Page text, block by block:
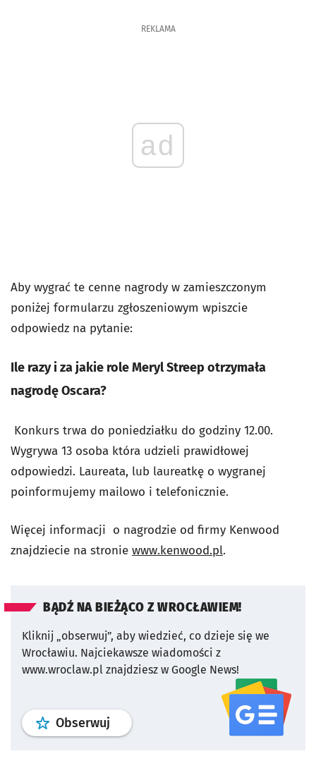
REKLAMA
ad
Aby wygrać te cenne nagrody w zamieszczonym
poniżej formularzu zgłoszeniowym wpiszcie
odpowiedz na pytanie:
Ile razy i za jakie role Meryl Streep otrzymała
nagrodę Oscara?
Konkurs trwa do poniedziałku do godziny 12.00.
Wygrywa 13 osoba która udzieli prawidłowej
odpowiedzi. Laureata, lub laureatkę o wygranej
poinformujemy mailowo i telefonicznie.
Więcej informacji o nagrodzie od firmy Kenwood
znajdziecie na stronie www.kenwood.pl.
BĄDŹ NA BIEŻĄCO Z WROCŁAWIEM!
Kliknij „obserwuj”, aby wiedzieć, co dzieje się we
Wrocławiu. Najciekawsze wiadomości z
www.wroclaw.pl znajdziesz w Google News!
Obserwuj profil serwisu